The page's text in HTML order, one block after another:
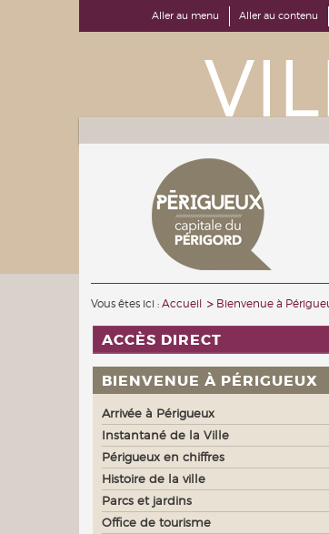
Aller au menu Aller au contenu
Vous êtes ici : Accueil Bienvenue à
ACCÈS DIRECT
BIENVENUE À PÉRIGUEUX
Arrivée à Périgueux
Instantané de la Ville
Périgueux en chiffres
Histoire de la ville
Parcs et jardins
Office de tourisme